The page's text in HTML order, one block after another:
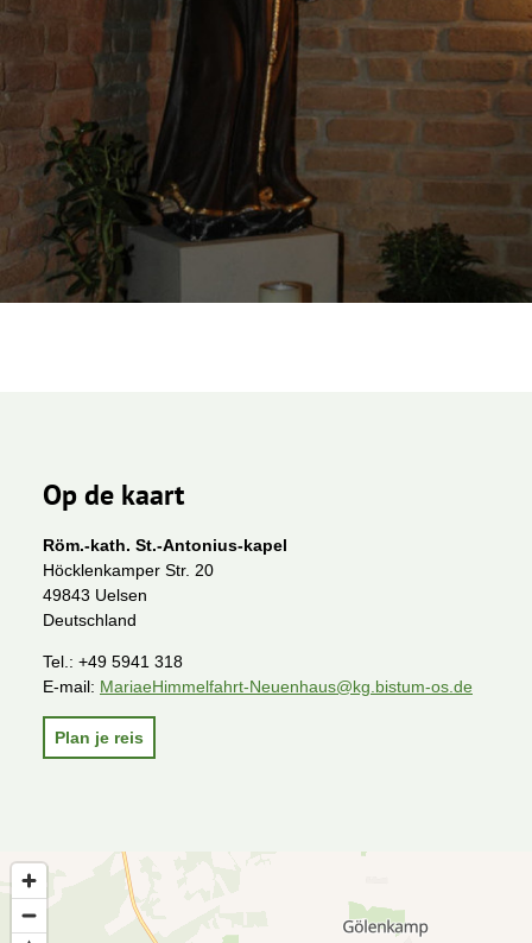
Op de kaart
Röm.-kath. St.-Antonius-kapel
Höcklenkamper Str. 20
49843 Uelsen
Deutschland
Tel.: +49 5941 318
E-mail: MariaeHimmelfahrt-Neuenhaus@kg.bistum-os.de
Plan je reis